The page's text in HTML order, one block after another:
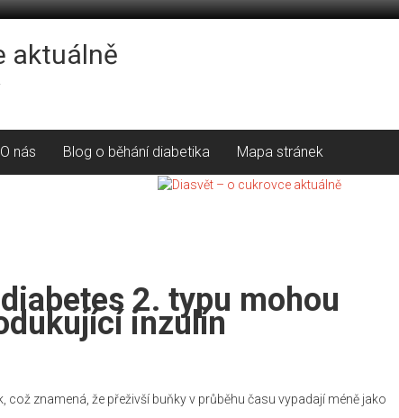
aktuálně
O nás Blog o běhání diabetika Mapa stránek
2. typu mohou
inzulín
což znamená, že přeživší buňky v průběhu času vypadají méně jako